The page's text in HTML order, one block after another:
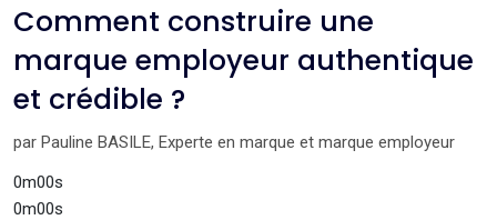
Comment construire une
marque employeur authentique
et crédible ?
par Pauline BASILE, Experte en marque et marque employeur
0m00s
0m00s